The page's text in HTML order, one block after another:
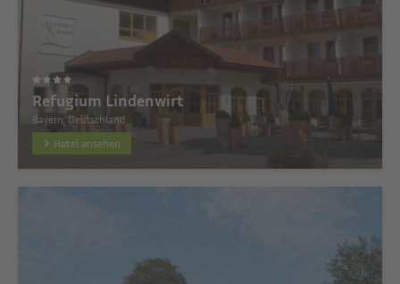
Refugium Lindenwirt
Bayern, Deutschland
Hotel ansehen